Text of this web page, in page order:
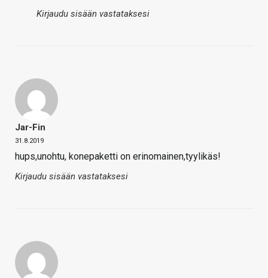
Kirjaudu sisään vastataksesi
Jar-Fin
31.8.2019
hups,unohtu, konepaketti on erinomainen,tyylikäs!
Kirjaudu sisään vastataksesi